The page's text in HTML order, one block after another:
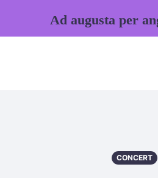
CONCERT
Ad augusta per